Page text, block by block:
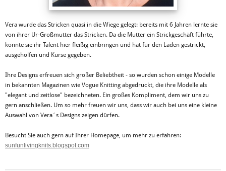
Vera wurde das Stricken quasi in die Wiege gelegt: bereits mit 6 Jahren lernte sie
von ihrer Ur-Großmutter das Stricken. Da die Mutter ein Strickgeschäft führte,
konnte sie ihr Talent hier fleißig einbringen und hat für den Laden gestrickt,
ausgeholfen und Kurse gegeben.
Ihre Designs erfreuen sich großer Beliebtheit - so wurden schon einige Modelle
in bekannten Magazinen wie Vogue Knitting abgedruckt, die ihre Modelle als
"elegant und zeitlose" bezeichneten. Ein großes Kompliment, dem wir uns zu
gern anschließen. Um so mehr freuen wir uns, dass wir auch bei uns eine kleine
Auswahl von Vera´s Designs zeigen dürfen.
Besucht Sie auch gern auf Ihrer Homepage, um mehr zu erfahren:
sunfunlivingknits.blogspot.com